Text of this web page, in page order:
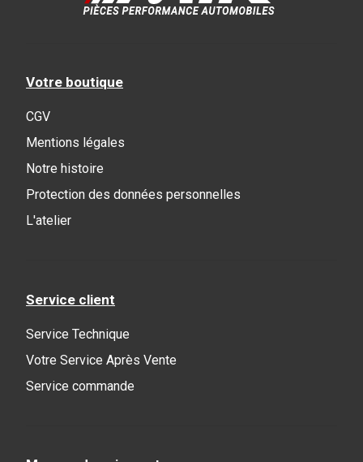
Votre boutique
CGV
Mentions légales
Notre histoire
Protection des données personnelles
L'atelier
Service client
Service Technique
Votre Service Après Vente
Service commande